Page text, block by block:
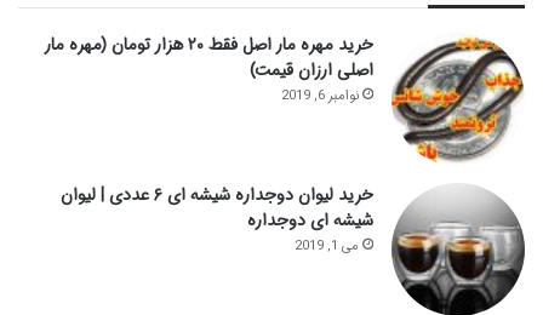
خرید مهره مار اصل فقط ۲۰ هزار تومان (مهره مار
اصلی ارزان قیمت)
نوامبر 6, 2019
خرید لیوان دوجداره شیشه ای ۶ عددی | لیوان
شیشه ای دوجداره
می 1, 2019